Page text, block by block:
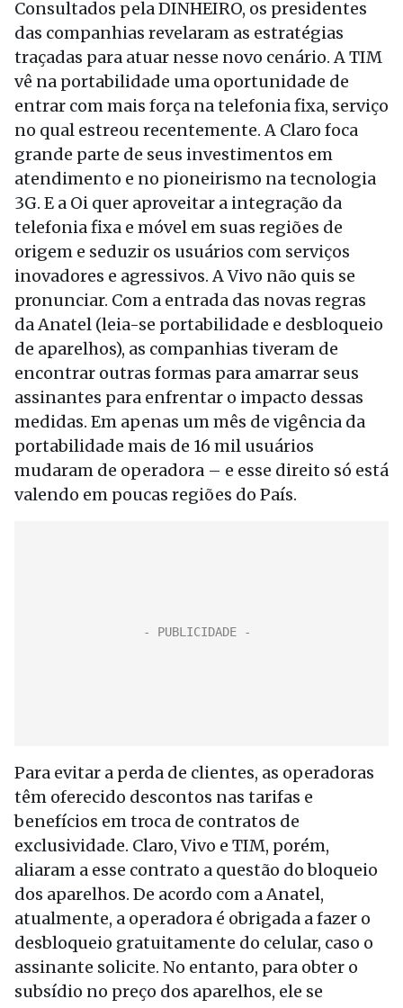
Consultados pela DINHEIRO, os presidentes
das companhias revelaram as estratégias
traçadas para atuar nesse novo cenário. A TIM
vê na portabilidade uma oportunidade de
entrar com mais força na telefonia fixa, serviço
no qual estreou recentemente. A Claro foca
grande parte de seus investimentos em
atendimento e no pioneirismo na tecnologia
3G. E a Oi quer aproveitar a integração da
telefonia fixa e móvel em suas regiões de
origem e seduzir os usuários com serviços
inovadores e agressivos. A Vivo não quis se
pronunciar. Com a entrada das novas regras
da Anatel (leia-se portabilidade e desbloqueio
de aparelhos), as companhias tiveram de
encontrar outras formas para amarrar seus
assinantes para enfrentar o impacto dessas
medidas. Em apenas um mês de vigência da
portabilidade mais de 16 mil usuários
mudaram de operadora – e esse direito só está
valendo em poucas regiões do País.
Para evitar a perda de clientes, as operadoras
têm oferecido descontos nas tarifas e
benefícios em troca de contratos de
exclusividade. Claro, Vivo e TIM, porém,
aliaram a esse contrato a questão do bloqueio
dos aparelhos. De acordo com a Anatel,
atualmente, a operadora é obrigada a fazer o
desbloqueio gratuitamente do celular, caso o
assinante solicite. No entanto, para obter o
subsídio no preço dos aparelhos, ele se